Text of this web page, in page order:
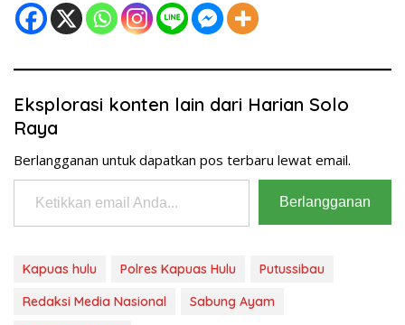
Eksplorasi konten lain dari Harian Solo
Raya
Berlangganan untuk dapatkan pos terbaru lewat email.
Ketikkan email Anda...
Berlangganan
Kapuas hulu Polres Kapuas Hulu
Putussibau
Redaksi Media Nasional
Sabung Ayam